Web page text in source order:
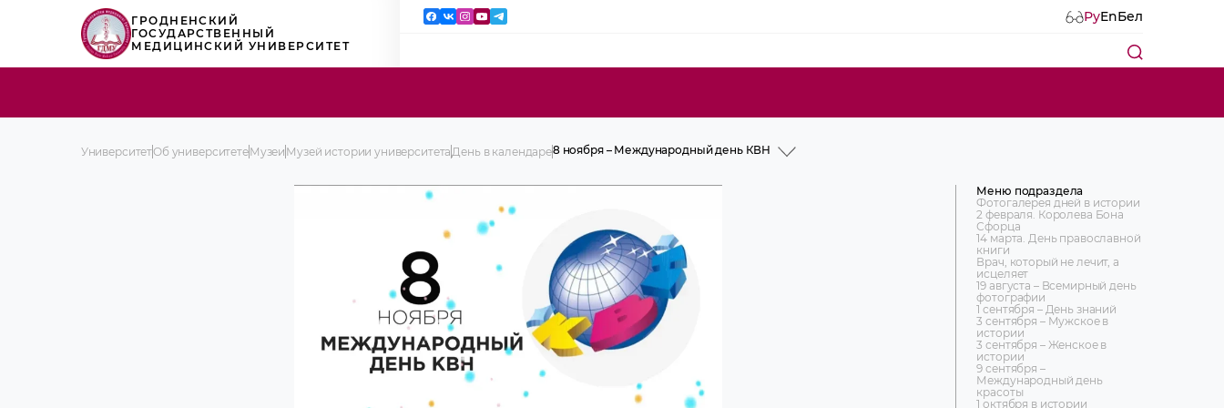
ГРОДНЕНСКИЙ
ГОСУДАРСТВЕННЫЙ
МЕДИЦИНСКИЙ УНИВЕРСИТЕТ
РуEnБел
УниверситетОб университетеМузеи Музей истории университета День в календаре8 ноября – Международный день КВН
2 февраля. Королева Бона Сфорца
19 августа – Всемирный день
фотографии
1 сентября – День знаний
3 сентября – Мужское в истории
3 сентября – Женское в истории
9 сентября – Международный день
красоты
1 октября в истории
5 октября – Всемирный день учителей
17 ноября – 60-летие назначения
должность ректора ГГМИ
11 января – Всемирный день «СПАСИБО»
Меню подраздела
Фотогалерея дней в истории
2 февраля. Королева Бона
Сфорца
14 марта. День православной
книги
Врач, который не лечит, а
исцеляет
19 августа – Всемирный день
фотографии
1 сентября – День знаний
3 сентября – Мужское в
истории
3 сентября – Женское в
истории
9 сентября –
Международный день
красоты
1 октября в истории